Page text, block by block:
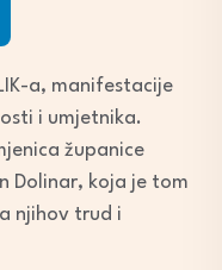
a, manifestacije
i umjetnika.
županice
Dolinar, koja je tom
njihov trud i